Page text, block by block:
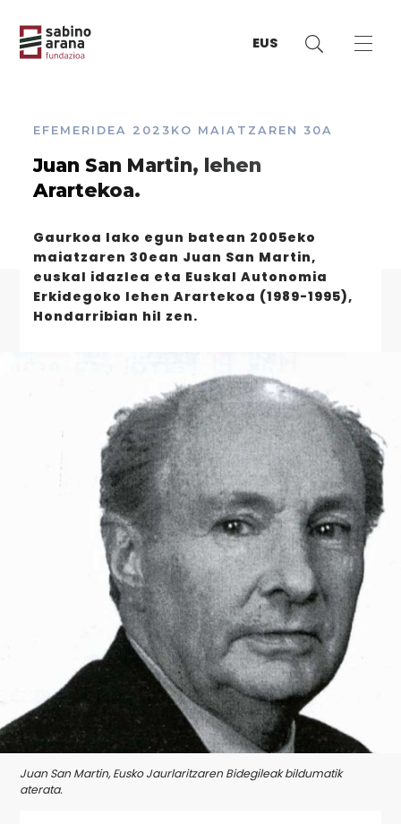
EUS
EFEMERIDEA 2023KO MAIATZAREN 30A
Juan San Martin, lehen
Arartekoa.
Gaurkoa lako egun batean 2005eko
maiatzaren 30ean Juan San Martin,
euskal idazlea eta Euskal Autonomia
Erkidegoko lehen Arartekoa (1989-1995),
Hondarribian hil zen.
Juan San Martin, Eusko Jaurlaritzaren Bidegileak bildumatik
aterata.